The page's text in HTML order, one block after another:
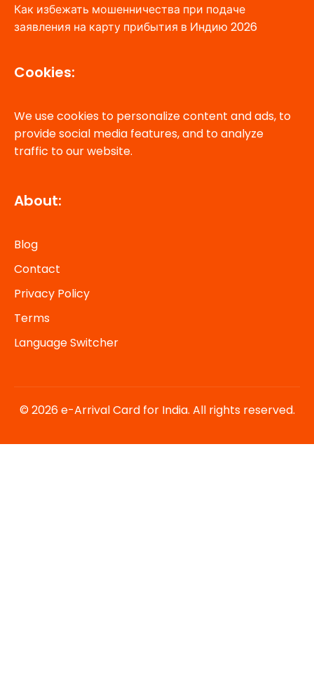
Как избежать мошенничества при подаче
заявления на карту прибытия в Индию 2026
Cookies:
We use cookies to personalize content and ads, to
provide social media features, and to analyze
traffic to our website.
About:
Blog
Contact
Privacy Policy
Terms
Language Switcher
© 2026 e-Arrival Card for India. All rights reserved.